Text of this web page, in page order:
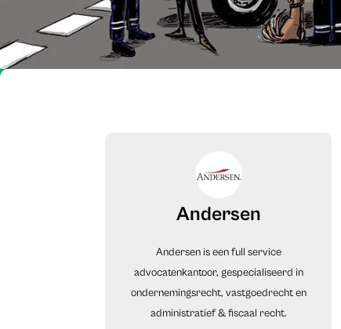
Andersen
Andersen is een full service
advocatenkantoor, gespecialiseerd in
ondernemingsrecht, vastgoedrecht en
administratief & fiscaal recht.